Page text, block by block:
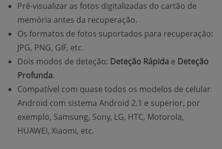
Pré-visualizar as fotos digitalizadas do cartão de
memória antes da recuperação.
Os formatos de fotos suportados para recuperação:
JPG, PNG, GIF, etc.
Dois modos de deteção: Deteção Rápida e Deteção
Profunda.
Compatível com quase todos os modelos de celular
Android com sistema Android 2.1 e superior, por
exemplo, Samsung, Sony, LG, HTC, Motorola,
HUAWEI, Xiaomi, etc.